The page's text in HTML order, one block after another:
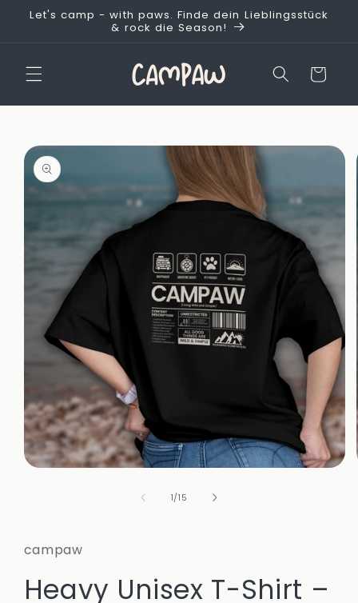
zum
Let's camp - with paws. Finde dein Lieblingsstück
& rock die Season!
Warenkorb
1/von
15
campaw
Heavy Unisex T-Shirt –